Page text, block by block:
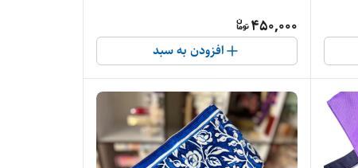
450,000
افزودن به سبد